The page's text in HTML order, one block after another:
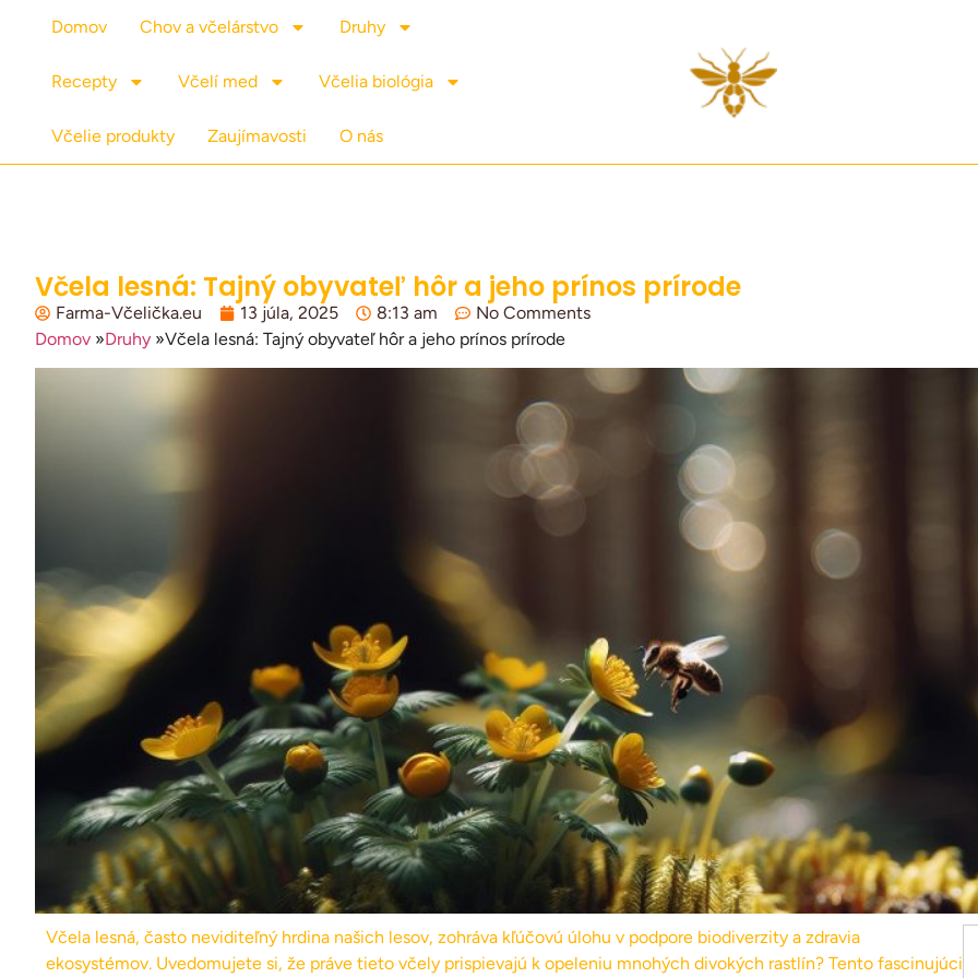
Domov Chov a včelárstvo Druhy
Recepty Včelí med Včelia biológia
Včelie produkty Zaujímavosti O nás
Včela lesná: Tajný obyvateľ hôr a jeho prínos prírode
Farma-Včelička.eu 13 júla, 2025 8:13 am
No Comments
Domov »Druhy »Včela lesná: Tajný obyvateľ hôr a jeho prínos prírode
Včela lesná, často neviditeľný hrdina našich lesov, zohráva kľúčovú úlohu v podpore biodiverzity a zdravia
ekosystémov. Uvedomujete si, že práve tieto včely prispievajú k opeleniu mnohých divokých rastlín? Tento fascinujúci